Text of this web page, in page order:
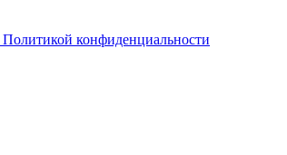
Политикой конфиденциальности